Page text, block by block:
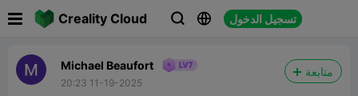
Creality Cloud   تسجيل الدخول
Michael Beaufort
20:23 11-19-2025
متابعة